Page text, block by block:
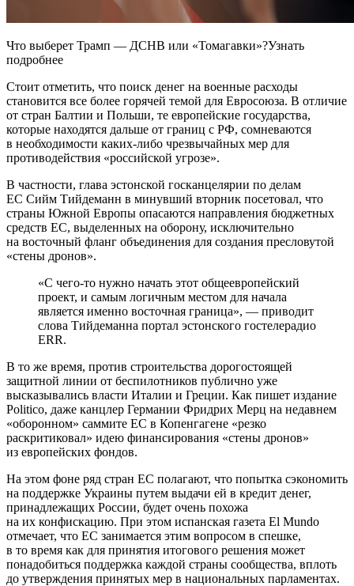
Что выберет Трамп — ДСНВ или «Томагавки»?Узнать
подробнее
Стоит отметить, что поиск денег на военные расходы
становится все более горячей темой для Евросоюза. В отличие
от стран Балтии и Польши, те европейские государства,
которые находятся дальше от границ с РФ, сомневаются
в необходимости каких-либо чрезвычайных мер для
противодействия «российской угрозе».
В частности, глава эстонской госканцелярии по делам
ЕС Сийм Тийдеманн в минувший вторник посетовал, что
страны Южной Европы опасаются направления бюджетных
средств ЕС, выделенных на оборону, исключительно
на восточный фланг объединения для создания пресловутой
«стены дронов».
«С чего-то нужно начать этот общеевропейский
проект, и самым логичным местом для начала
является именно восточная граница», — приводит
слова Тийдеманна портал эстонского гостелерадио
ERR.
В то же время, против строительства дорогостоящей
защитной линии от беспилотников публично уже
высказывались власти Италии и Греции. Как пишет издание
Politico, даже канцлер Германии Фридрих Мерц на недавнем
«оборонном» саммите ЕС в Копенгагене «резко
раскритиковал» идею финансирования «стены дронов»
из европейских фондов.
На этом фоне ряд стран ЕС полагают, что попытка сэкономить
на поддержке Украины путем выдачи ей в кредит денег,
принадлежащих России, будет очень похожа
на их конфискацию. При этом испанская газета El Mundo
отмечает, что ЕС занимается этим вопросом в спешке,
в то время как для принятия итогового решения может
понадобиться поддержка каждой страны сообщества, вплоть
до утверждения принятых мер в национальных парламентах.